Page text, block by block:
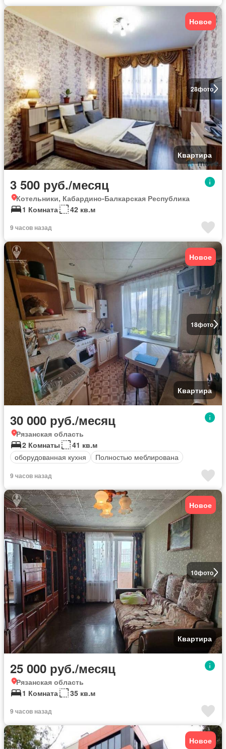
28фото
Новое
Квартира
3 500 руб./месяц
Котельники, Кабардино-Балкарская Республика
1 Комната
42 кв.м
9 часов назад
18фото
Новое
Квартира
30 000 руб./месяц
Рязанская область
2 Комнаты
41 кв.м
оборудованная кухня
Полностью меблирована
9 часов назад
10фото
Новое
Квартира
25 000 руб./месяц
Рязанская область
1 Комната
35 кв.м
9 часов назад
Новое